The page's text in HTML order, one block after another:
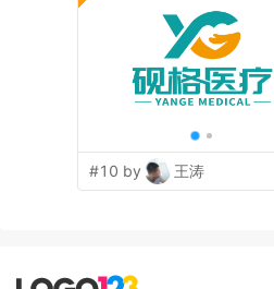
#10 by 王涛